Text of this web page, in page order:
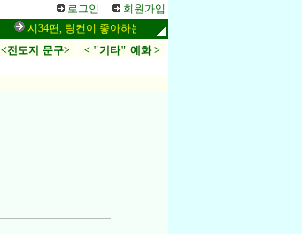
로그인 회원가입
시34편, 링컨이 좋아하는 말씀,응답,두려움
<전도지 문구>
< "기타" 예화 >